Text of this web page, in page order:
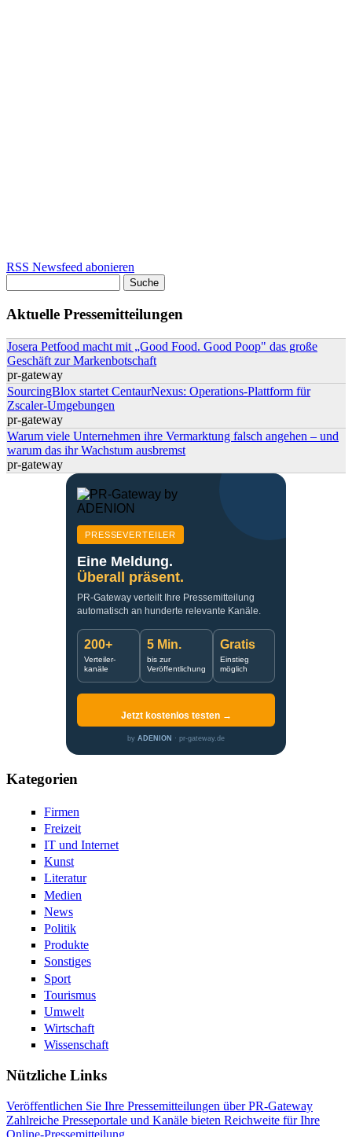
RSS Newsfeed abonieren
Aktuelle Pressemitteilungen
Josera Petfood macht mit „Good Food. Good Poop" das große
Geschäft zur Markenbotschaft
pr-gateway
SourcingBlox startet CentaurNexus: Operations-Plattform für
Zscaler-Umgebungen
pr-gateway
Warum viele Unternehmen ihre Vermarktung falsch angehen – und
warum das ihr Wachstum ausbremst
pr-gateway
PRESSEVERTEILER
Eine Meldung.
Überall präsent.
PR-Gateway verteilt Ihre Pressemitteilung
automatisch an hunderte relevante Kanäle.
200+
Verteiler-
kanäle
5 Min.
bis zur
Veröffentlichung
Gratis
Einstieg
möglich
Jetzt kostenlos testen →
by ADENION · pr-gateway.de
Kategorien
Firmen
Freizeit
IT und Internet
Kunst
Literatur
Medien
News
Politik
Produkte
Sonstiges
Sport
Tourismus
Umwelt
Wirtschaft
Wissenschaft
Nützliche Links
Veröffentlichen Sie Ihre Pressemitteilungen über PR-Gateway
Zahlreiche Presseportale und Kanäle bieten Reichweite für Ihre
Online-Pressemitteilung